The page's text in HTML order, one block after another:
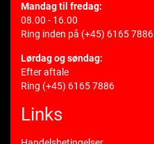
Mandag til fredag:
08.00 - 16.00
Ring inden på (+45) 6165 7886
Lørdag og søndag:
Efter aftale
Ring (+45) 6165 7886
Links